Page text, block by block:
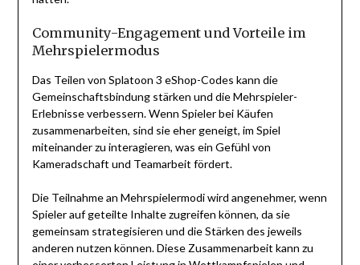
Community-Engagement und Vorteile im
Mehrspielermodus
Das Teilen von Splatoon 3 eShop-Codes kann die
Gemeinschaftsbindung stärken und die Mehrspieler-
Erlebnisse verbessern. Wenn Spieler bei Käufen
zusammenarbeiten, sind sie eher geneigt, im Spiel
miteinander zu interagieren, was ein Gefühl von
Kameradschaft und Teamarbeit fördert.
Die Teilnahme an Mehrspielermodi wird angenehmer, wenn
Spieler auf geteilte Inhalte zugreifen können, da sie
gemeinsam strategisieren und die Stärken des jeweils
anderen nutzen können. Diese Zusammenarbeit kann zu